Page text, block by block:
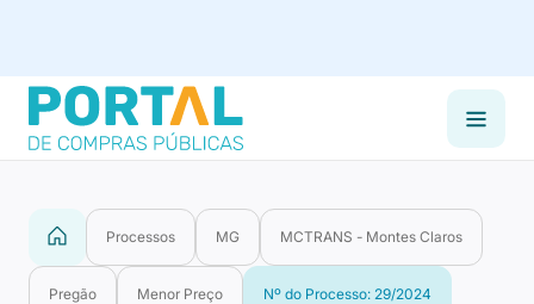
Processos MG MCTRANS - Montes Claros
Pregão Menor Preço Nº do Processo: 29/2024